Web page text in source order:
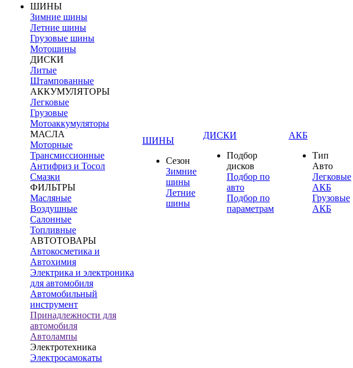
ШИНЫ
Зимние шины
Летние шины
Грузовые шины
Мотошины
ДИСКИ
Литые
Штампованные
АККУМУЛЯТОРЫ
Легковые
Грузовые
Мотоаккумуляторы
МАСЛА
Моторные
Трансмиссионные
Антифриз и Тосол
Смазки
ФИЛЬТРЫ
Масляные
Воздушные
Салонные
Топливные
АВТОТОВАРЫ
Автокосметика и
Автохимия
Электрика и электроника
для автомобиля
Автомобильный
инструмент
Принадлежности для
автомобиля
Автолампы
Электротехника
Электросамокаты
ШИНЫ
Сезон
Зимние
шины
Летние
шины
ДИСКИ
Подбор
дисков
Подбор по
авто
Подбор по
параметрам
АКБ
Тип
Авто
Легковые
АКБ
Грузовые
АКБ